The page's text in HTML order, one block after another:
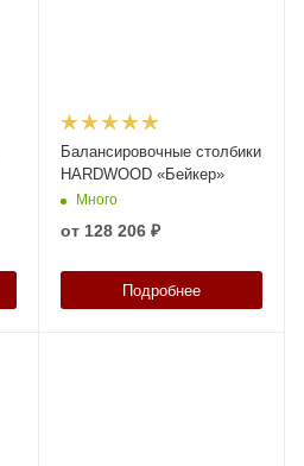
Балансировочные столбики
HARDWOOD «Бейкер»
Много
от 128 206 ₽
Подробнее